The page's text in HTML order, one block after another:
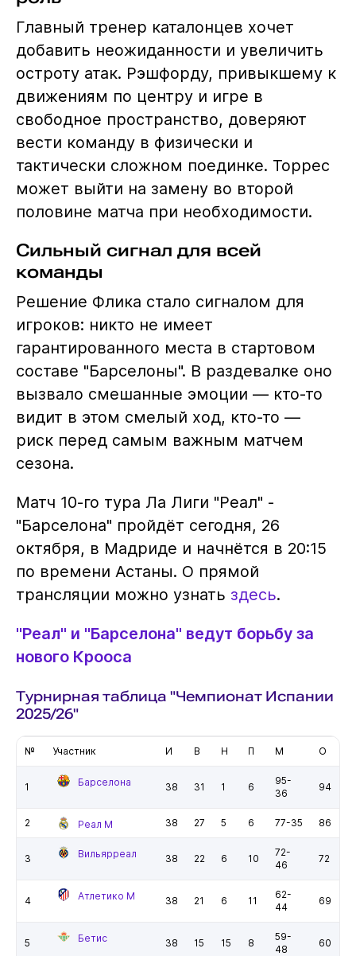
Главный тренер каталонцев хочет
добавить неожиданности и увеличить
остроту атак. Рэшфорду, привыкшему к
движениям по центру и игре в
свободное пространство, доверяют
вести команду в физически и
тактически сложном поединке. Торрес
может выйти на замену во второй
половине матча при необходимости.
Сильный сигнал для всей
команды
Решение Флика стало сигналом для
игроков: никто не имеет
гарантированного места в стартовом
составе "Барселоны". В раздевалке оно
вызвало смешанные эмоции — кто-то
видит в этом смелый ход, кто-то —
риск перед самым важным матчем
сезона.
Матч 10-го тура Ла Лиги "Реал" -
"Барселона" пройдёт сегодня, 26
октября, в Мадриде и начнётся в 20:15
по времени Астаны. О прямой
трансляции можно узнать здесь.
"Реал" и "Барселона" ведут борьбу за
нового Крооса
Турнирная таблица "Чемпионат Испании
2025/26"
№ Участник И В Н П М О
1 Барселона 38 31 1 6
95-
36
94
2 Реал М 38 27 5 6 77-35 86
3 Вильярреал 38 22 6 10
72-
46
72
4 Атлетико М 38 21 6 11
62-
44
69
5 Бетис 38 15 15 8
59-
48
60